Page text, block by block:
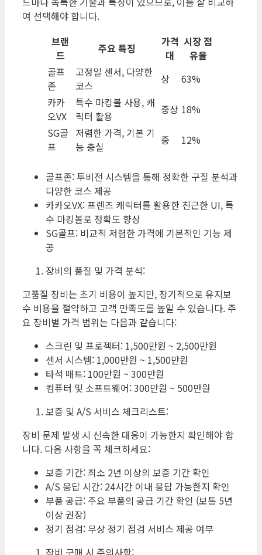
여 선택해야 합니다.
브랜
드
주요 특징
가격
대
시장 점
유율
골프
존
고정밀 센서, 다양한
코스
상
63%
카카
오VX
특수 마킹볼 사용, 캐
릭터 활용
중상 18%
SG골
프
저렴한 가격, 기본 기
능 충실
중 12%
골프존: 투비전 시스템을 통해 정확한 구질 분석과
다양한 코스 제공
카카오VX: 프렌즈 캐릭터를 활용한 친근한 UI, 특
수 마킹볼로 정확도 향상
SG골프: 비교적 저렴한 가격에 기본적인 기능 제
공
장비의 품질 및 가격 분석:
고품질 장비는 초기 비용이 높지만, 장기적으로 유지보
수 비용을 절약하고 고객 만족도를 높일 수 있습니다. 주
요 장비별 가격 범위는 다음과 같습니다:
스크린 및 프로젝터: 1,500만원 ~ 2,500만원
센서 시스템: 1,000만원 ~ 1,500만원
타석 매트: 100만원 ~ 300만원
컴퓨터 및 소프트웨어: 300만원 ~ 500만원
보증 및 A/S 서비스 체크리스트:
장비 문제 발생 시 신속한 대응이 가능한지 확인해야 합
니다. 다음 사항을 꼭 체크하세요:
보증 기간: 최소 2년 이상의 보증 기간 확인
A/S 응답 시간: 24시간 이내 응답 가능한지 확인
부품 공급: 주요 부품의 공급 기간 확인 (보통 5년
이상 권장)
정기 점검: 무상 정기 점검 서비스 제공 여부
장비 구매 시 주의사항: